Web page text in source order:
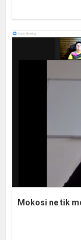
Mokosi ne tik